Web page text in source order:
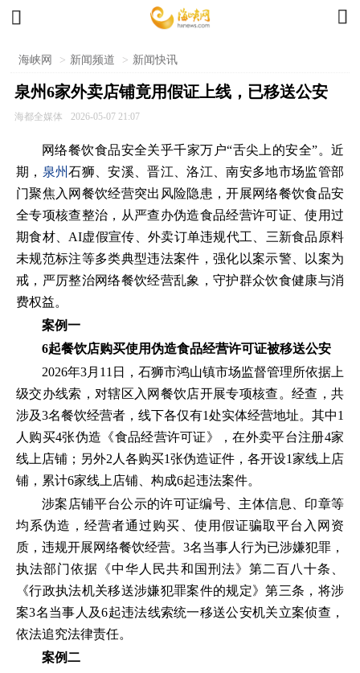
 
海峡网 > 新闻频道 > 新闻快讯
泉州6家外卖店铺竟用假证上线，已移送公安
海都全媒体 2026-05-07 21:07
网络餐饮食品安全关乎千家万户“舌尖上的安全”。近
期， 泉州石狮、安溪、晋江、洛江、南安多地市场监管部
门聚焦入网餐饮经营突出风险隐患，开展网络餐饮食品安
全专项核查整治，从严查办伪造食品经营许可证、使用过
期食材、AI虚假宣传、外卖订单违规代工、三新食品原料
未规范标注等多类典型违法案件，强化以案示警、以案为
戒，严厉整治网络餐饮经营乱象，守护群众饮食健康与消
费权益。
案例一
6起餐饮店购买使用伪造食品经营许可证被移送公安
2026年3月11日，石狮市鸿山镇市场监督管理所依据上
级交办线索，对辖区入网餐饮店开展专项核查。经查，共
涉及3名餐饮经营者，线下各仅有1处实体经营地址。其中1
人购买4张伪造《食品经营许可证》，在外卖平台注册4家
线上店铺；另外2人各购买1张伪造证件，各开设1家线上店
铺，累计6家线上店铺、构成6起违法案件。
涉案店铺平台公示的许可证编号、主体信息、印章等
均系伪造，经营者通过购买、使用假证骗取平台入网资
质，违规开展网络餐饮经营。3名当事人行为已涉嫌犯罪，
执法部门依据《中华人民共和国刑法》第二百八十条、
《行政执法机关移送涉嫌犯罪案件的规定》第三条，将涉
案3名当事人及6起违法线索统一移送公安机关立案侦查，
依法追究法律责任。
案例二